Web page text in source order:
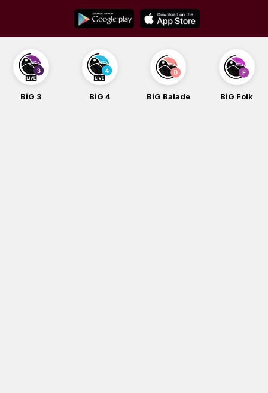
content
BiG 3 BiG 4 BiG Balade BiG Folk